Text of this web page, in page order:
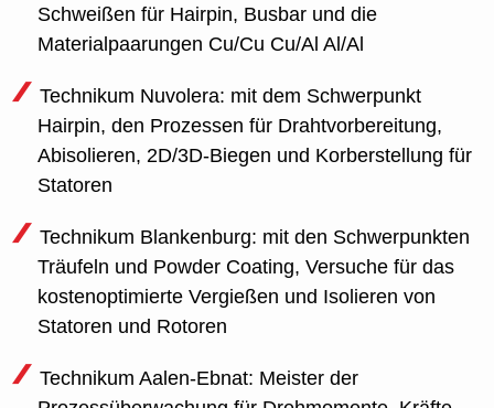
Schweißen für Hairpin, Busbar und die
Materialpaarungen Cu/Cu Cu/Al Al/Al
Technikum Nuvolera: mit dem Schwerpunkt
Hairpin, den Prozessen für Drahtvorbereitung,
Abisolieren, 2D/3D-Biegen und Korberstellung für
Statoren
Technikum Blankenburg: mit den Schwerpunkten
Träufeln und Powder Coating, Versuche für das
kostenoptimierte Vergießen und Isolieren von
Statoren und Rotoren
Technikum Aalen-Ebnat: Meister der